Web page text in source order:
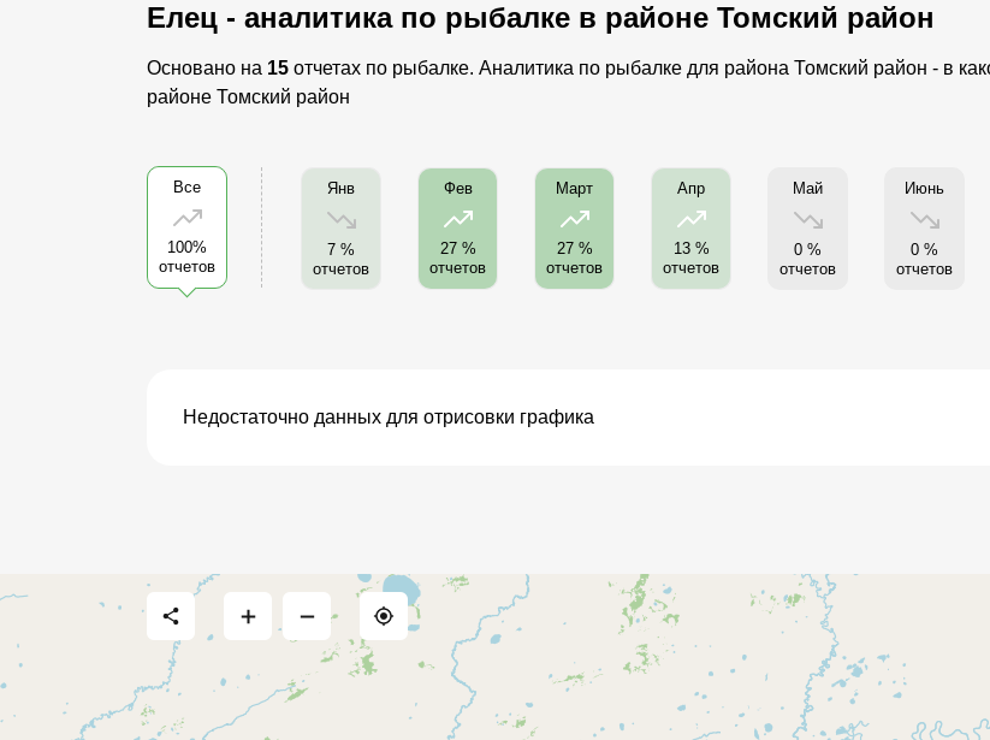
Елец - аналитика по рыбалке в районе Томский район
Основано на 15 отчетах по рыбалке. Аналитика по рыбалке для района Томский район - в
районе Томский район
Все
100%
отчетов
Янв
7 %
отчетов
Фев
27 %
отчетов
Март
27 %
отчетов
Апр
13 %
отчетов
Май
0 %
отчетов
Июнь
0 %
отчетов
Недостаточно данных для отрисовки графика